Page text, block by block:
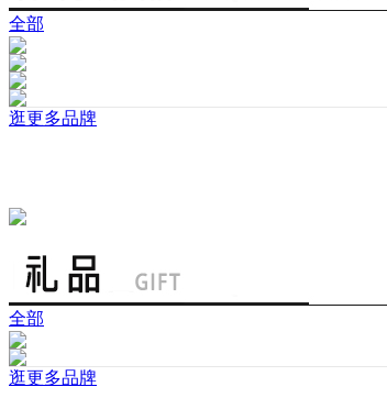
全部
逛更多品牌
全部
逛更多品牌